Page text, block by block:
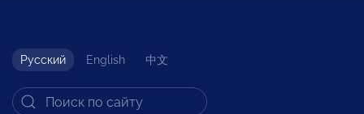
Русский English 中文